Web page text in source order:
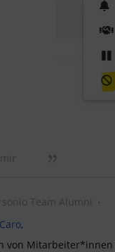
Team Alumni
,
von